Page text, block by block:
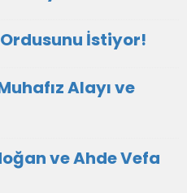
İstiyor!
Alayı ve
ve Ahde Vefa